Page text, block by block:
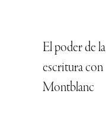
El poder de la
escritura con
Montblanc